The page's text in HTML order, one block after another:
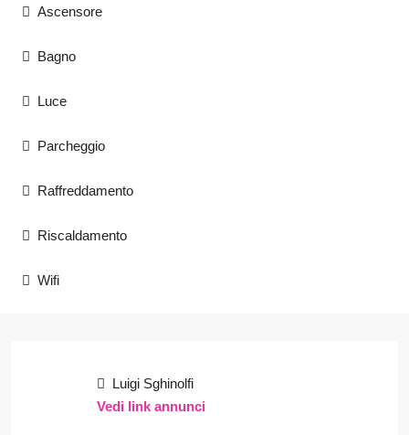
Ascensore
Bagno
Luce
Parcheggio
Raffreddamento
Riscaldamento
Wifi
Luigi Sghinolfi
Vedi link annunci